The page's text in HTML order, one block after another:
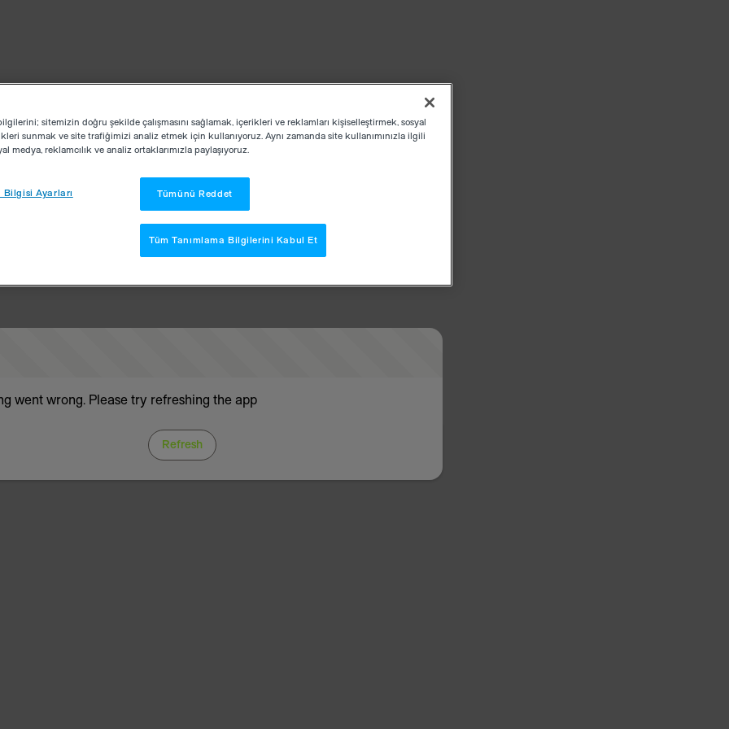
went wrong. Please try refreshing the app
Refresh
bilgilerini; sitemizin doğru şekilde çalışmasını sağlamak, içerikleri ve reklamları kişiselleştirmek, sosyal
sunmak ve site trafiğimizi analiz etmek için kullanıyoruz. Aynı zamanda site kullanımınızla ilgili
medya, reklamcılık ve analiz ortaklarımızla paylaşıyoruz.
Bilgisi Ayarları Tümünü Reddet
Tüm Tanımlama Bilgilerini Kabul Et